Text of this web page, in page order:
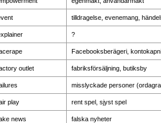
tilldragelse, evenemang,
?
Facebooksberägeri,
outlet fabriksförsäljning, butiksby
misslyckade personer
play rent spel, sjyst spel
news falska nyheter